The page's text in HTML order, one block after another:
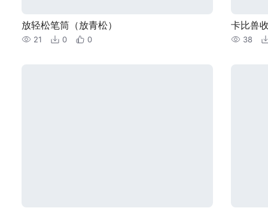
放轻松笔筒（放青松）
21 0 0
卡比兽
38